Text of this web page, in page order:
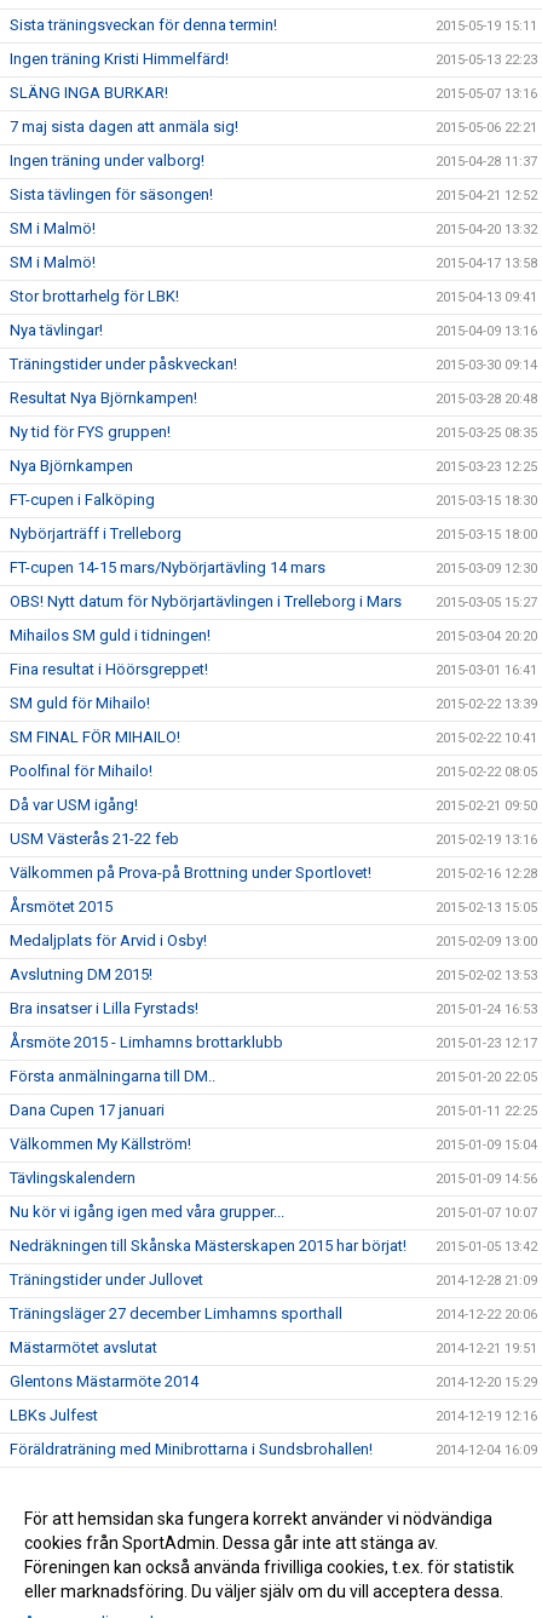
Sista träningsveckan för denna termin! 2015-05-19 15:11
Ingen träning Kristi Himmelfärd! 2015-05-13 22:23
SLÄNG INGA BURKAR! 2015-05-07 13:16
7 maj sista dagen att anmäla sig! 2015-05-06 22:21
Ingen träning under valborg! 2015-04-28 11:37
Sista tävlingen för säsongen! 2015-04-21 12:52
SM i Malmö! 2015-04-20 13:32
SM i Malmö! 2015-04-17 13:58
Stor brottarhelg för LBK! 2015-04-13 09:41
Nya tävlingar! 2015-04-09 13:16
Träningstider under påskveckan! 2015-03-30 09:14
Resultat Nya Björnkampen! 2015-03-28 20:48
Ny tid för FYS gruppen! 2015-03-25 08:35
Nya Björnkampen 2015-03-23 12:25
FT-cupen i Falköping 2015-03-15 18:30
Nybörjarträff i Trelleborg 2015-03-15 18:00
FT-cupen 14-15 mars/Nybörjartävling 14 mars 2015-03-09 12:30
OBS! Nytt datum för Nybörjartävlingen i Trelleborg i Mars 2015-03-05 15:27
Mihailos SM guld i tidningen! 2015-03-04 20:20
Fina resultat i Höörsgreppet! 2015-03-01 16:41
SM guld för Mihailo! 2015-02-22 13:39
SM FINAL FÖR MIHAILO! 2015-02-22 10:41
Poolfinal för Mihailo! 2015-02-22 08:05
Då var USM igång! 2015-02-21 09:50
USM Västerås 21-22 feb 2015-02-19 13:16
Välkommen på Prova-på Brottning under Sportlovet! 2015-02-16 12:28
Årsmötet 2015 2015-02-13 15:05
Medaljplats för Arvid i Osby! 2015-02-09 13:00
Avslutning DM 2015! 2015-02-02 13:53
Bra insatser i Lilla Fyrstads! 2015-01-24 16:53
Årsmöte 2015 - Limhamns brottarklubb 2015-01-23 12:17
Första anmälningarna till DM.. 2015-01-20 22:05
Dana Cupen 17 januari 2015-01-11 22:25
Välkommen My Källström! 2015-01-09 15:04
Tävlingskalendern 2015-01-09 14:56
Nu kör vi igång igen med våra grupper... 2015-01-07 10:07
Nedräkningen till Skånska Mästerskapen 2015 har börjat! 2015-01-05 13:42
Träningstider under Jullovet 2014-12-28 21:09
Träningsläger 27 december Limhamns sporthall 2014-12-22 20:06
Mästarmötet avslutat 2014-12-21 19:51
Glentons Mästarmöte 2014 2014-12-20 15:29
LBKs Julfest 2014-12-19 12:16
Föräldraträning med Minibrottarna i Sundsbrohallen! 2014-12-04 16:09
Loggan sitter på plats i träningshallen 2014-11-04 10:35
Hopp & lek har startat i Sundsbrohallen, Bunkeflo 2014-08-25 14:02
För att hemsidan ska fungera korrekt använder vi nödvändiga
cookies från SportAdmin. Dessa går inte att stänga av.
Föreningen kan också använda frivilliga cookies, t.ex. för statistik
eller marknadsföring. Du väljer själv om du vill acceptera dessa.